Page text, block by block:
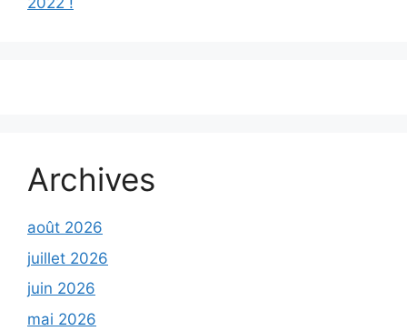
Archives
août 2026
juillet 2026
juin 2026
mai 2026